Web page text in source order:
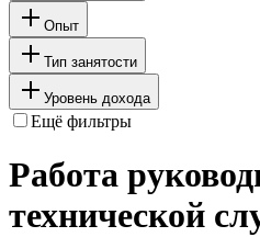
Опыт
Тип занятости
Уровень дохода
Ещё фильтры
Работа
технической